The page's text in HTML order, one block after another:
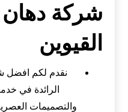
شركة
القيوين
نقدم لكم افضل
الرائدة في
والتصميمات